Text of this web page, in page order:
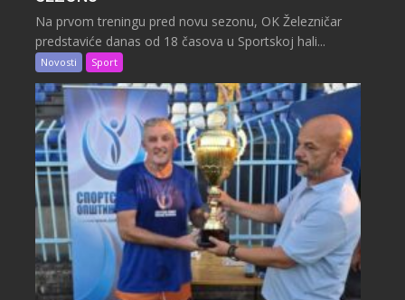
Na prvom treningu pred novu sezonu, OK Železničar
predstaviće danas od 18 časova u Sportskoj hali...
Novosti Sport